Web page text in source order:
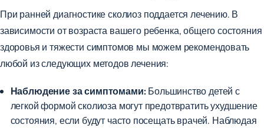
При ранней диагностике сколиоз поддается лечению. В
зависимости от возраста вашего ребенка, общего состояния
здоровья и тяжести симптомов мы можем рекомендовать
любой из следующих методов лечения:
Наблюдение за симптомами:Большинство детей с
легкой формой сколиоза могут предотвратить ухудшение
состояния, если будут часто посещать врачей. Наблюдая